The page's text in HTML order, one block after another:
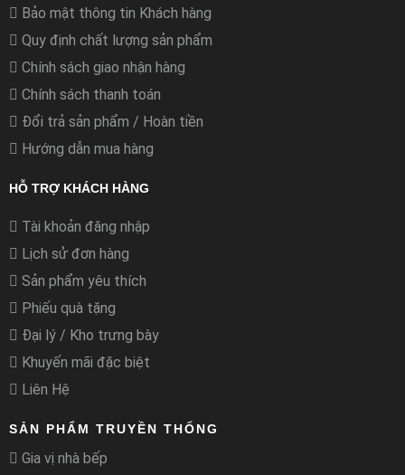
Bảo mật thông tin Khách hàng
Quy định chất lượng sản phẩm
Chính sách giao nhận hàng
Chính sách thanh toán
Đổi trả sản phẩm / Hoàn tiền
Hướng dẫn mua hàng
HỖ TRỢ KHÁCH HÀNG
Tài khoản đăng nhập
Lịch sử đơn hàng
Sản phẩm yêu thích
Phiếu quà tặng
Đại lý / Kho trưng bày
Khuyến mãi đặc biệt
Liên Hệ
SẢN PHẨM TRUYỀN THỐNG
Gia vị nhà bếp